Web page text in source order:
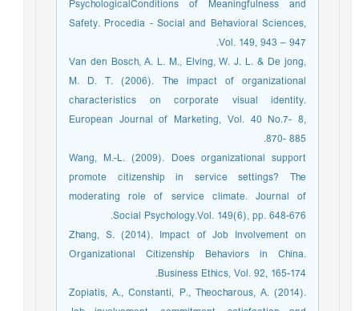
PsychologicalConditions of Meaningfulness and
Safety. Procedia - Social and Behavioral Sciences,
Vol. 149, 943 – 947.
Van den Bosch, A. L. M., Elving, W. J. L. & De jong,
M. D. T. (2006). The impact of organizational
characteristics on corporate visual identity.
European Journal of Marketing, Vol. 40 No.7- 8,
870- 885.
Wang, M.-L. (2009). Does organizational support
promote citizenship in service settings? The
moderating role of service climate. Journal of
Social Psychology.Vol. 149(6), pp. 648-676.
Zhang, S. (2014). Impact of Job Involvement on
Organizational Citizenship Behaviors in China.
Business Ethics, Vol. 92, 165-174.
Zopiatis, A., Constanti, P., Theocharous, A. (2014).